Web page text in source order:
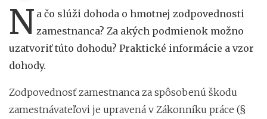
N a čo slúži dohoda o hmotnej zodpovednosti
zamestnanca? Za akých podmienok možno
uzatvoriť túto dohodu? Praktické informácie a vzor
dohody.
Zodpovednosť zamestnanca za spôsobenú škodu
zamestnávateľovi je upravená v Zákonníku práce (§